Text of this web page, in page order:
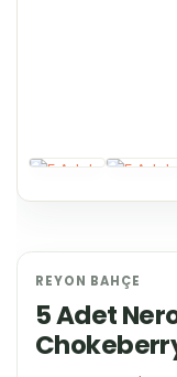
REYON BAHÇE
5 Adet